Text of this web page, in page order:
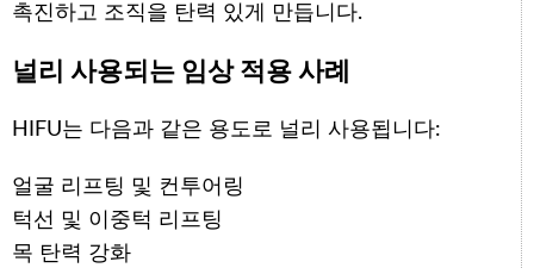
촉진하고 조직을 탄력 있게 만듭니다.
널리 사용되는 임상 적용 사례
HIFU는 다음과 같은 용도로 널리 사용됩니다:
얼굴 리프팅 및 컨투어링
턱선 및 이중턱 리프팅
목 탄력 강화